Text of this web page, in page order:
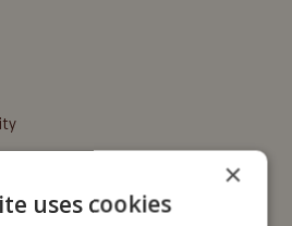
×
uses cookies